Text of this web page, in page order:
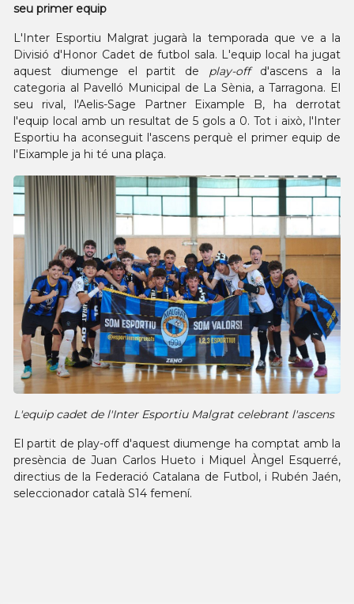
seu primer equip
L'Inter Esportiu Malgrat jugarà la temporada que ve a la
Divisió d'Honor Cadet de futbol sala. L'equip local ha jugat
aquest diumenge el partit de play-offd'ascens a la
categoria al Pavelló Municipal de La Sènia, a Tarragona. El
seu rival, l'Aelis-Sage Partner Eixample B, ha derrotat
l'equip local amb un resultat de 5 gols a 0. Tot i això, l'Inter
Esportiu ha aconseguit l'ascens perquè el primer equip de
l'Eixample ja hi té una plaça.
L'equip cadet de l'Inter Esportiu Malgrat celebrant l'ascens
El partit de play-off d'aquest diumenge ha comptat amb la
presència de Juan Carlos Hueto i Miquel Àngel Esquerré,
directius de la Federació Catalana de Futbol, i Rubén Jaén,
seleccionador català S14 femení.